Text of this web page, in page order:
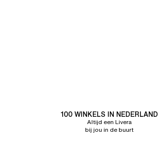
100 WINKELS IN NEDERLAND
Altijd een Livera
bij jou in de buurt